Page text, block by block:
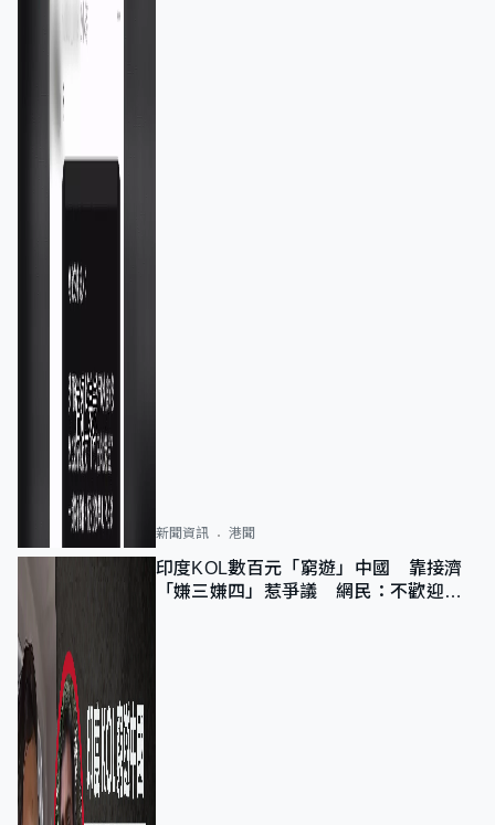
新聞資訊 港聞
印度KOL數百元「窮遊」中國 靠接濟
「嫌三嫌四」惹爭議 網民：不歡迎劣